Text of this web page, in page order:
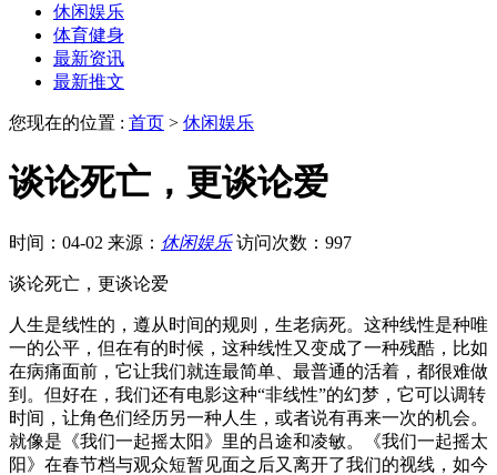
休闲娱乐
体育健身
最新资讯
最新推文
您现在的位置 : 首页 > 休闲娱乐
谈论死亡，更谈论爱
时间：04-02 来源： 休闲娱乐 访问次数：997
谈论死亡，更谈论爱
人生是线性的，遵从时间的规则，生老病死。这种线性是种唯
一的公平，但在有的时候，这种线性又变成了一种残酷，比如
在病痛面前，它让我们就连最简单、最普通的活着，都很难做
到。但好在，我们还有电影这种“非线性”的幻梦，它可以调转
时间，让角色们经历另一种人生，或者说有再来一次的机会。
就像是《我们一起摇太阳》里的吕途和凌敏。《我们一起摇太
阳》在春节档与观众短暂见面之后又离开了我们的视线，如今